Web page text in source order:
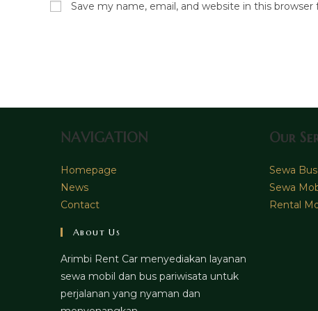
or
address
Save my name, email, and website in this
NAVIGATION
Homepage
News
Contact
About Us
Arimbi Rent Car menyediakan layanan
sewa mobil dan bus pariwisata untuk
perjalanan yang nyaman dan
Our
Sewa
Sewa
Rental